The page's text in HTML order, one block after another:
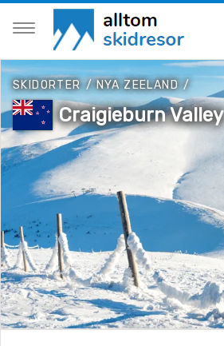
SKIDORTER /NYA ZEELAND /
Craigieburn Valley